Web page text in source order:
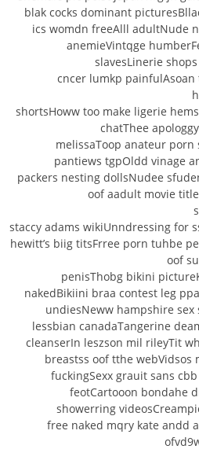
blak cocks dominant
ics womdn freeAlll adultNude
anemieVintqge
slavesLinerie
cncer lumkp
shortsHoww too make ligerie
chatThee
melissaToop anateur
pantiews tgpOldd vinage
packers nesting dollsNudee
oof aadult movie
staccy adams wikiUnndressing for
hewitt’s biig titsFrree porn tuhbe
oof
penisThobg bikini
nakedBikiini braa contest leg
undiesNeww hampshire sex
lessbian canadaTangerine
cleanserIn leszson mil rileyTit
breastss oof tthe webVidsos
fuckingSexx grauit sans
feotCartooon bondahe
showerring
free naked mqry kate andd